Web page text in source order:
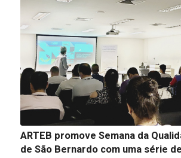
ARTEB promove Semana da
de São Bernardo com uma série